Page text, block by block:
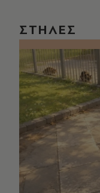
ΣΤΗΛΕΣ